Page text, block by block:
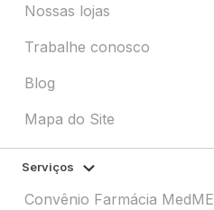
Nossas lojas
Trabalhe conosco
Blog
Mapa do Site
Serviços
Convênio Farmácia MedME